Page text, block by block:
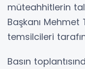
müteahhitlerin
Başkanı
temsilcileri
Basın